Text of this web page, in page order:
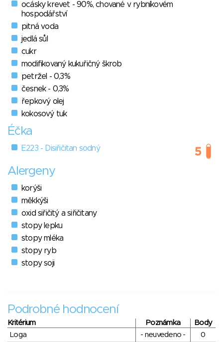
ocásky krevet - 90%, chované v rybníkovém
hospodářství
pitná voda
jedlá sůl
cukr
modifikovaný kukuřičný škrob
petržel - 0,3%
česnek - 0,3%
řepkový olej
kokosový tuk
Éčka
E223 - Disiřičitan sodný
Alergeny
korýši
měkkýši
oxid siřičitý a siřičitany
stopy lepku
stopy mléka
stopy ryb
stopy soji
Podrobné hodnocení
Kritérium Poznámka
Body
Loga
- neuvedeno -
0